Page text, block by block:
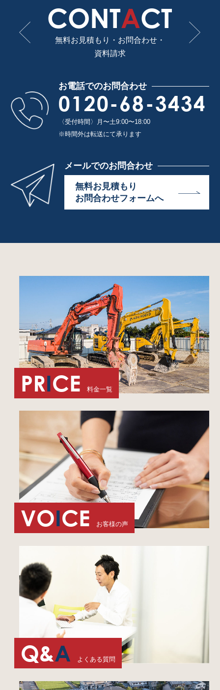
CONTACT
無料お見積もり・お問合わせ・
資料請求
お電話でのお問合わせ
0120-68-3434
〈受付時間〉月〜土9:00〜18:00
※時間外は転送にて承ります
メールでのお問合わせ
無料お見積もり
お問合わせフォームへ
PRICE 料金一覧
VOICE お客様の声
Q&A よくある質問